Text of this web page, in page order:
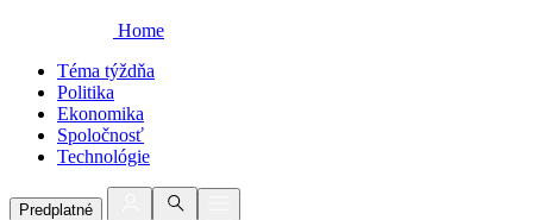
Home
Téma týždňa
Politika
Ekonomika
Spoločnosť
Technológie
Predplatné